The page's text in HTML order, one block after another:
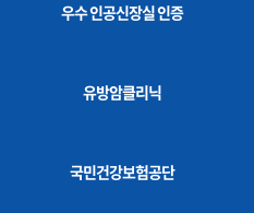
우수 인공신장실 인증
유방암클리닉
국민건강보험공단